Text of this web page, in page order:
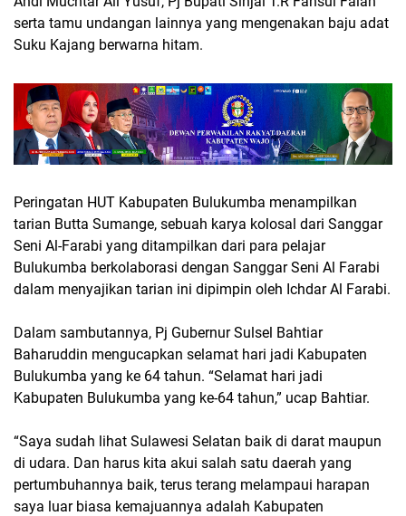
serta tamu undangan lainnya yang mengenakan baju adat
Suku Kajang berwarna hitam.
Peringatan HUT Kabupaten Bulukumba menampilkan
tarian Butta Sumange, sebuah karya kolosal dari Sanggar
Seni Al-Farabi yang ditampilkan dari para pelajar
Bulukumba berkolaborasi dengan Sanggar Seni Al Farabi
dalam menyajikan tarian ini dipimpin oleh Ichdar Al Farabi.
Dalam sambutannya, Pj Gubernur Sulsel Bahtiar
Baharuddin mengucapkan selamat hari jadi Kabupaten
Bulukumba yang ke 64 tahun. “Selamat hari jadi
Kabupaten Bulukumba yang ke-64 tahun,” ucap Bahtiar.
“Saya sudah lihat Sulawesi Selatan baik di darat maupun
di udara. Dan harus kita akui salah satu daerah yang
pertumbuhannya baik, terus terang melampaui harapan
saya luar biasa kemajuannya adalah Kabupaten